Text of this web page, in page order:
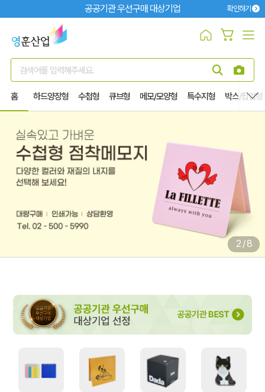
공공기관 우선구매 대상기업 확인하기
검색어를 입력해주세요.
홈 하드양장형 수첩형 큐브형 메모/모양형 특수지형 박스/팝업형
열기
2/8